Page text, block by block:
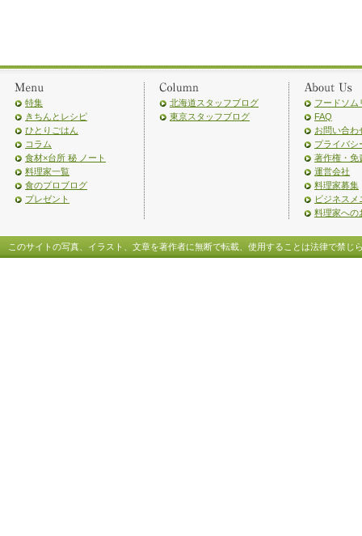
特集
きちんとレシピ
ひとりごはん
コラム
食材×台所 秘 ノート
料理家一覧
食のプロブログ
プレゼント
北海道スタッフブログ
東京スタッフブログ
フードソム
FAQ
お問い合わ
プライバシ
著作権・免
運営会社
料理家募集
ビジネスメ
料理家への
このサイトの写真、イラスト、文章を著作者に無断で転載、使用することは法律で禁じ